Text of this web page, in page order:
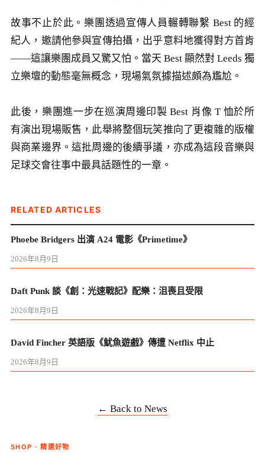
故事不止於此。樂團透過宣傳人員輾轉聯繫 Best 的經
紀人，邀請他參與宣傳拍攝，出乎意料地獲得對方首肯
——這讓樂團成員又驚又怕。當天 Best 顯然對 Leeds 獨
立樂壇的動態毫無概念，現場氣氛據描述頗為尷尬。
此後，樂團進一步在巡演周邊印製 Best 肖像 T 恤於所
有演出現場販售，此舉將整個玩笑推向了更複雜的版權
與商業邊界。這批周邊的後續爭議，亦成為這段音樂與
足球交會往事中最具話題性的一章。
RELATED ARTICLES
Phoebe Bridgers 出演 A24 電影《Primetime》
2026年8月9日
Daft Punk 談《創：光速戰記》配樂：沮喪且受限
2026年8月9日
David Fincher 英語版《魷魚遊戲》傳遭 Netflix 中止
2026年8月9日
← Back to News
SHOP · 精選好物